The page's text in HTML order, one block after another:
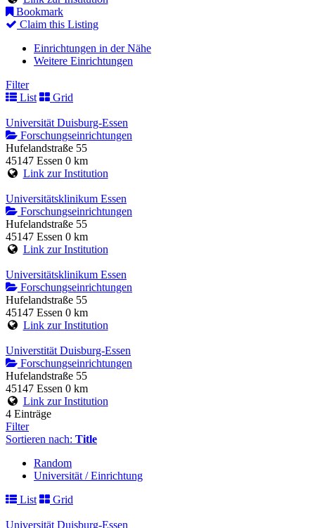
Bookmark
Claim this Listing
Einrichtungen in der Nähe
Weitere Einrichtungen
Filter
List
Grid
Universität Duisburg-Essen
Forschungseinrichtungen
Hufelandstraße 55
45147 Essen 0 km
Link zur Institution
Universitätsklinikum Essen
Forschungseinrichtungen
Hufelandstraße 55
45147 Essen 0 km
Link zur Institution
Universitätsklinikum Essen
Forschungseinrichtungen
Hufelandstraße 55
45147 Essen 0 km
Link zur Institution
Universtität Duisburg-Essen
Forschungseinrichtungen
Hufelandstraße 55
45147 Essen 0 km
Link zur Institution
4 Einträge
Filter
Sortieren nach: Title
Random
Universität / Einrichtung
List
Grid
Universität Duisburg-Essen